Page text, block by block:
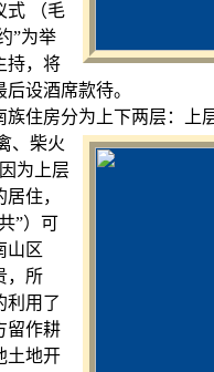
式 （毛
”为举
持，将
设酒席款待。
房分为上下两层：上层
、柴火
为上层
住，
”）可
山区
，所
利用了
留作耕
土地开